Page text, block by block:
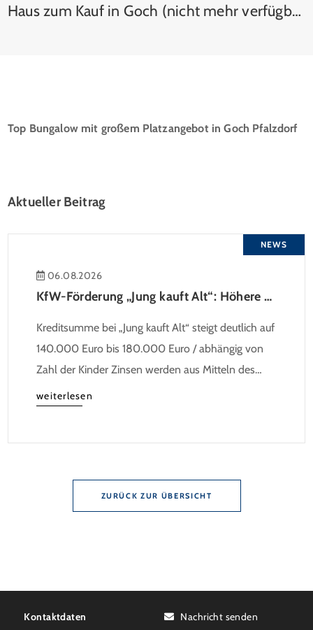
Haus zum Kauf in Goch (nicht mehr verfügbar)
Top Bungalow mit großem Platzangebot in Goch Pfalzdorf
Aktueller Beitrag
NEWS
06.08.2026
KfW-Förderung „Jung kauft Alt“: Höhere Kredite ab August 2026
Kreditsumme bei „Jung kauft Alt“ steigt deutlich auf
140.000 Euro bis 180.000 Euro / abhängig von
Zahl der Kinder Zinsen werden aus Mitteln des
Bundes verbilligt: Heutiger Zins bei 0,53 Prozent
weiterlesen
ZURÜCK ZUR ÜBERSICHT
Kontaktdaten Nachricht senden